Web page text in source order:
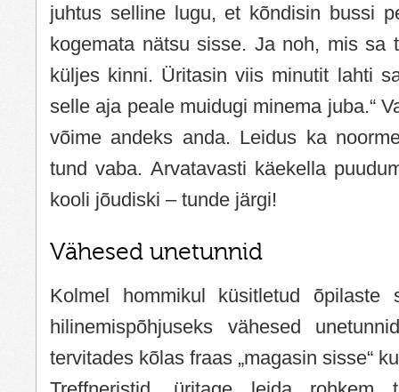
juhtus selline lugu, et kõndisin bussi
kogemata nätsu sisse. Ja noh, mis sa
küljes kinni. Üritasin viis minutit lahti
selle aja peale muidugi minema juba.“
võime andeks anda. Leidus ka
tund vaba. Arvatavasti käekella
kooli jõudiski – tunde järgi!
Vähesed unetunnid
Kolmel hommikul küsitletud õpilaste
hilinemispõhjuseks vähesed
tervitades kõlas fraas „magasin sisse“